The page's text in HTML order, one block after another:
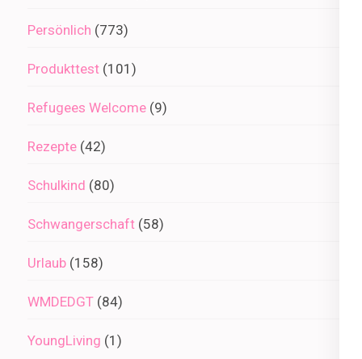
Persönlich (773)
Produkttest (101)
Refugees Welcome (9)
Rezepte (42)
Schulkind (80)
Schwangerschaft (58)
Urlaub (158)
WMDEDGT (84)
YoungLiving (1)